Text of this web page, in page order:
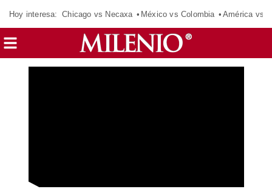
Hoy interesa: Chicago vs Necaxa México vs Colombia América vs